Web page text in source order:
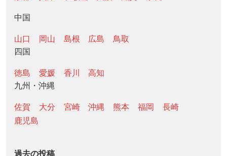
中国
山口 岡山 島根 広島
鳥取
四国
徳島 愛媛 香川
高知
九州・沖縄
佐賀 大分 宮崎 沖縄 熊本 福岡
長崎
鹿児島
過去の投稿